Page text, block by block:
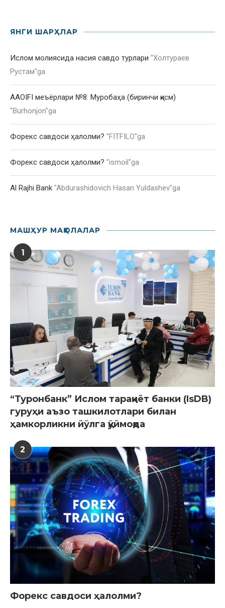
ЯНГИ ШАРҲЛАР
Ислом молиясида насия савдо турлари "Холтураев
Рустам"ga
AAOIFI меъёрлари №8: Муробаҳа (биринчи қисм)
"Burhonjon"ga
Форекс савдоси ҳалолми? "FITFILO"ga
Форекс савдоси ҳалолми? "ismoil "ga
Al Rajhi Bank "Abdurashidovich Hasan Yuldashev"ga
МАШҲУР МАҚОЛАЛАР
1
“Туронбанк” Ислом тараққиёт банки (IsDB)
гуруҳи аъзо ташкилотлари билан
ҳамкорликни йўлга қўймоқда
2
Форекс савдоси ҳалолми?